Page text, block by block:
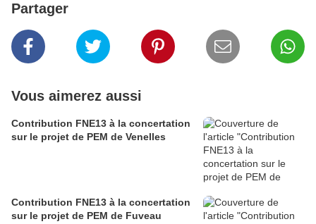
Partager
Vous aimerez aussi
Contribution FNE13 à la concertation
sur le projet de PEM de Venelles
Contribution FNE13 à la concertation
sur le projet de PEM de Fuveau